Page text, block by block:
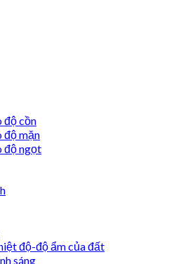
độ cồn
độ mặn
độ ngọt
độ-độ ẩm của đất
sáng